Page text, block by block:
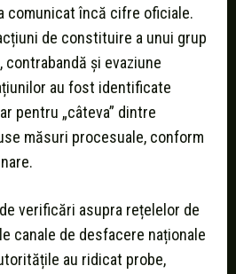
comunicat încă cifre oficiale.
de constituire a unui grup
și evaziune
au fost identificate
pentru „câteva” dintre
măsuri procesuale, conform
verificări asupra rețelelor de
canale de desfacere naționale
au ridicat probe,